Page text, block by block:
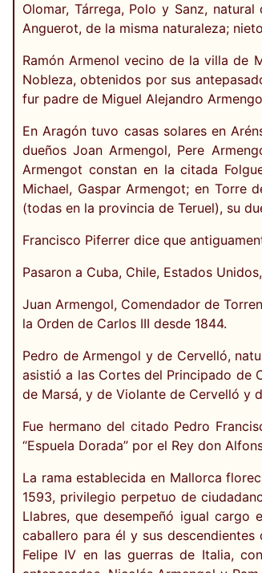
Olomar, Tárrega, Polo y Sanz,
Anguerot, de la misma naturaleza;
Ramón Armenol vecino de la villa de
Nobleza, obtenidos por sus
fur padre de Miguel Alejandro
En Aragón tuvo casas solares en
dueños Joan Armengol, Pere
Armengot constan en la citada
Michael, Gaspar Armengot; en Torre
(todas en la provincia de Teruel), su
Francisco Piferrer dice que
Pasaron a Cuba, Chile, Estados
Juan Armengol, Comendador de
la Orden de Carlos III desde 1844.
Pedro de Armengol y de Cervelló,
asistió a las Cortes del Principado de
de Marsá, y de Violante de Cervelló y
Fue hermano del citado Pedro
“Espuela Dorada” por el Rey don
La rama establecida en Mallorca
1593, privilegio perpetuo de
Llabres, que desempeñó igual
caballero para él y sus
Felipe IV en las guerras de Italia,